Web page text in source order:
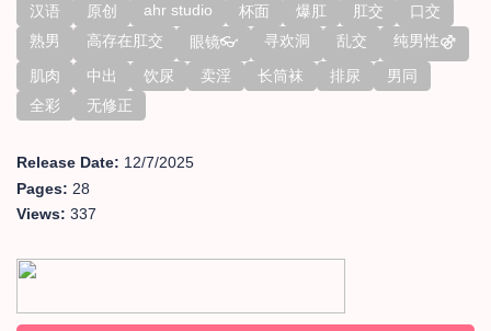
汉语 原创 ahr studio 杯面 爆肛 肛交
口交
熟男
高存在肛交 眼镜👓 寻欢洞 乱交 纯男性⚣
肌肉 中出 饮尿 卖淫 长筒袜 排尿
男同
全彩
无修正
Release Date: 12/7/2025
Pages: 28
Views: 337